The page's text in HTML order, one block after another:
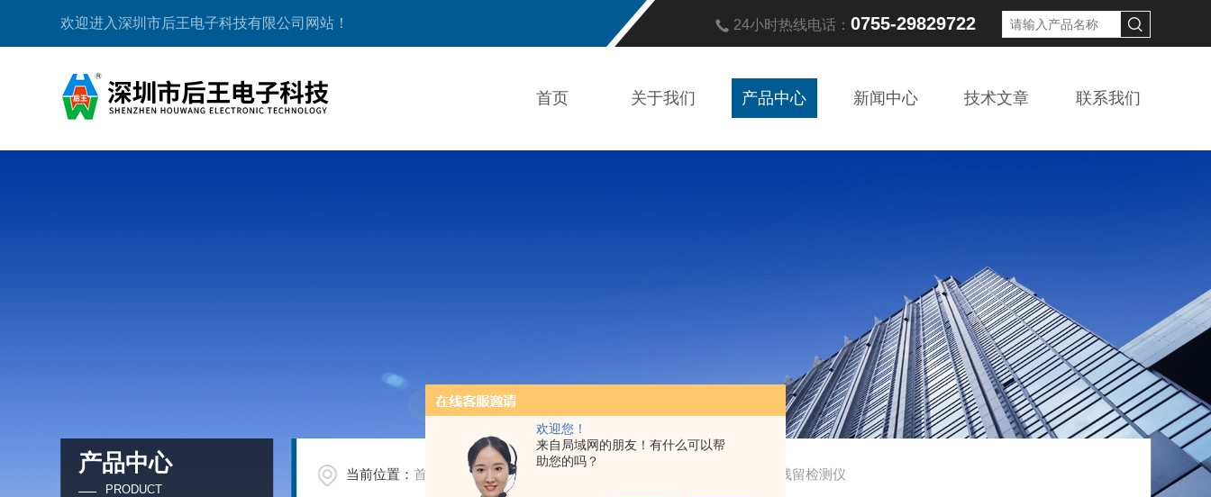
欢迎您！
来自局域网的朋友！有什么可以帮
助您的吗？
欢迎进入深圳市后王电子科技有限公司网站！ 24小时热线电话： 0755-29829722
首页 关于我们 产品中心 新闻中心 技术文章 联系我们
产品中心
PRODUCT
当前位置：首页 产品中心/ 药物（兽药）残留检测仪